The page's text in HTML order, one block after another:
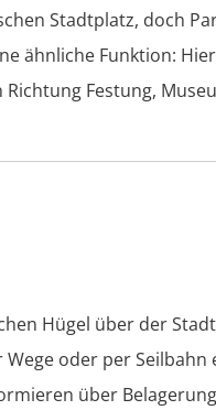
Stadtplatz, doch
ähnliche Funktion:
Festung,
Hügel über der
oder per Seilbahn
über